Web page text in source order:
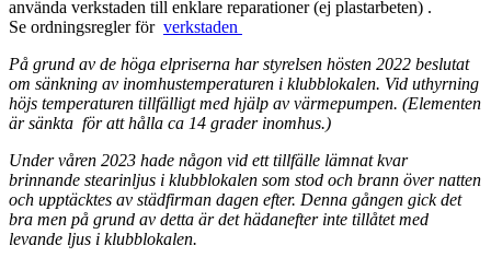
använda verkstaden till enklare reparationer (ej plastarbeten) .
Se ordningsregler för verkstaden
På grund av de höga elpriserna har styrelsen hösten 2022 beslutat
om sänkning av inomhustemperaturen i klubblokalen. Vid uthyrning
höjs temperaturen tillfälligt med hjälp av värmepumpen. (Elementen
är sänkta för att hålla ca 14 grader inomhus.)
Under våren 2023 hade någon vid ett tillfälle lämnat kvar
brinnande stearinljus i klubblokalen som stod och brann över natten
och upptäcktes av städfirman dagen efter. Denna gången gick det
bra men på grund av detta är det hädanefter inte tillåtet med
levande ljus i klubblokalen.